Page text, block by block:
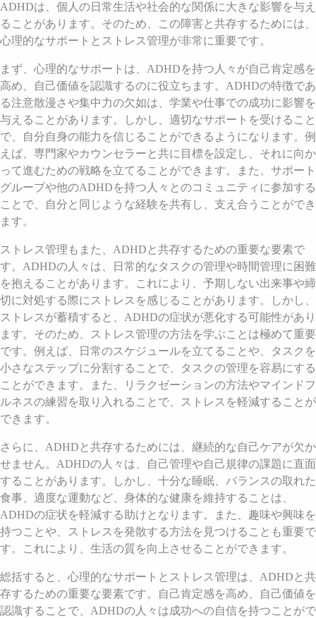
ADHDは、個人の日常生活や社会的な関係に大きな影響を与え
ることがあります。そのため、この障害と共存するためには、
心理的なサポートとストレス管理が非常に重要です。
まず、心理的なサポートは、ADHDを持つ人々が自己肯定感を
高め、自己価値を認識するのに役立ちます。ADHDの特徴であ
る注意散漫さや集中力の欠如は、学業や仕事での成功に影響を
与えることがあります。しかし、適切なサポートを受けること
で、自分自身の能力を信じることができるようになります。例
えば、専門家やカウンセラーと共に目標を設定し、それに向か
って進むための戦略を立てることができます。また、サポート
グループや他のADHDを持つ人々とのコミュニティに参加する
ことで、自分と同じような経験を共有し、支え合うことができ
ます。
ストレス管理もまた、ADHDと共存するための重要な要素で
す。ADHDの人々は、日常的なタスクの管理や時間管理に困難
を抱えることがあります。これにより、予期しない出来事や締
切に対処する際にストレスを感じることがあります。しかし、
ストレスが蓄積すると、ADHDの症状が悪化する可能性があり
ます。そのため、ストレス管理の方法を学ぶことは極めて重要
です。例えば、日常のスケジュールを立てることや、タスクを
小さなステップに分割することで、タスクの管理を容易にする
ことができます。また、リラクゼーションの方法やマインドフ
ルネスの練習を取り入れることで、ストレスを軽減することが
できます。
さらに、ADHDと共存するためには、継続的な自己ケアが欠か
せません。ADHDの人々は、自己管理や自己規律の課題に直面
することがあります。しかし、十分な睡眠、バランスの取れた
食事、適度な運動など、身体的な健康を維持することは、
ADHDの症状を軽減する助けとなります。また、趣味や興味を
持つことや、ストレスを発散する方法を見つけることも重要で
す。これにより、生活の質を向上させることができます。
総括すると、心理的なサポートとストレス管理は、ADHDと共
存するための重要な要素です。自己肯定感を高め、自己価値を
認識することで、ADHDの人々は成功への自信を持つことがで